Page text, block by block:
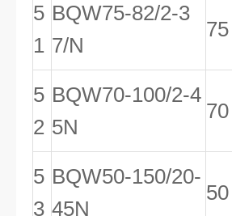
5
1
BQW75-82/2-3
7/N
75
5
2
BQW70-100/2-4
5N
70
5
3
BQW50-150/20-
45N
50